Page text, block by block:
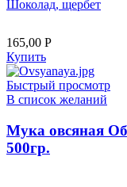
Шоколад, щербет
165,00 Р
Купить
Быстрый просмотр
В список желаний
Мука овсяная
500гр.